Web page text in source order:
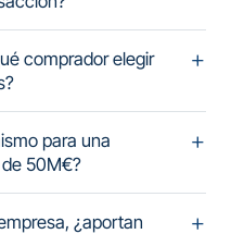
comprador elegir
para una
50M€?
¿aportan